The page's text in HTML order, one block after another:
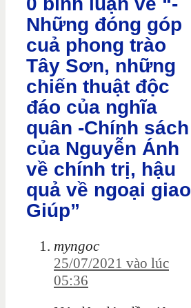
Những đóng góp
cuả phong trào
Tây Sơn, những
chiến thuật độc
đáo của nghĩa
quân -Chính sách
của Nguyễn Ánh
về chính trị, hậu
quả về ngoại giao
Giúp”
myngoc
25/07/2021 vào lúc
05:36